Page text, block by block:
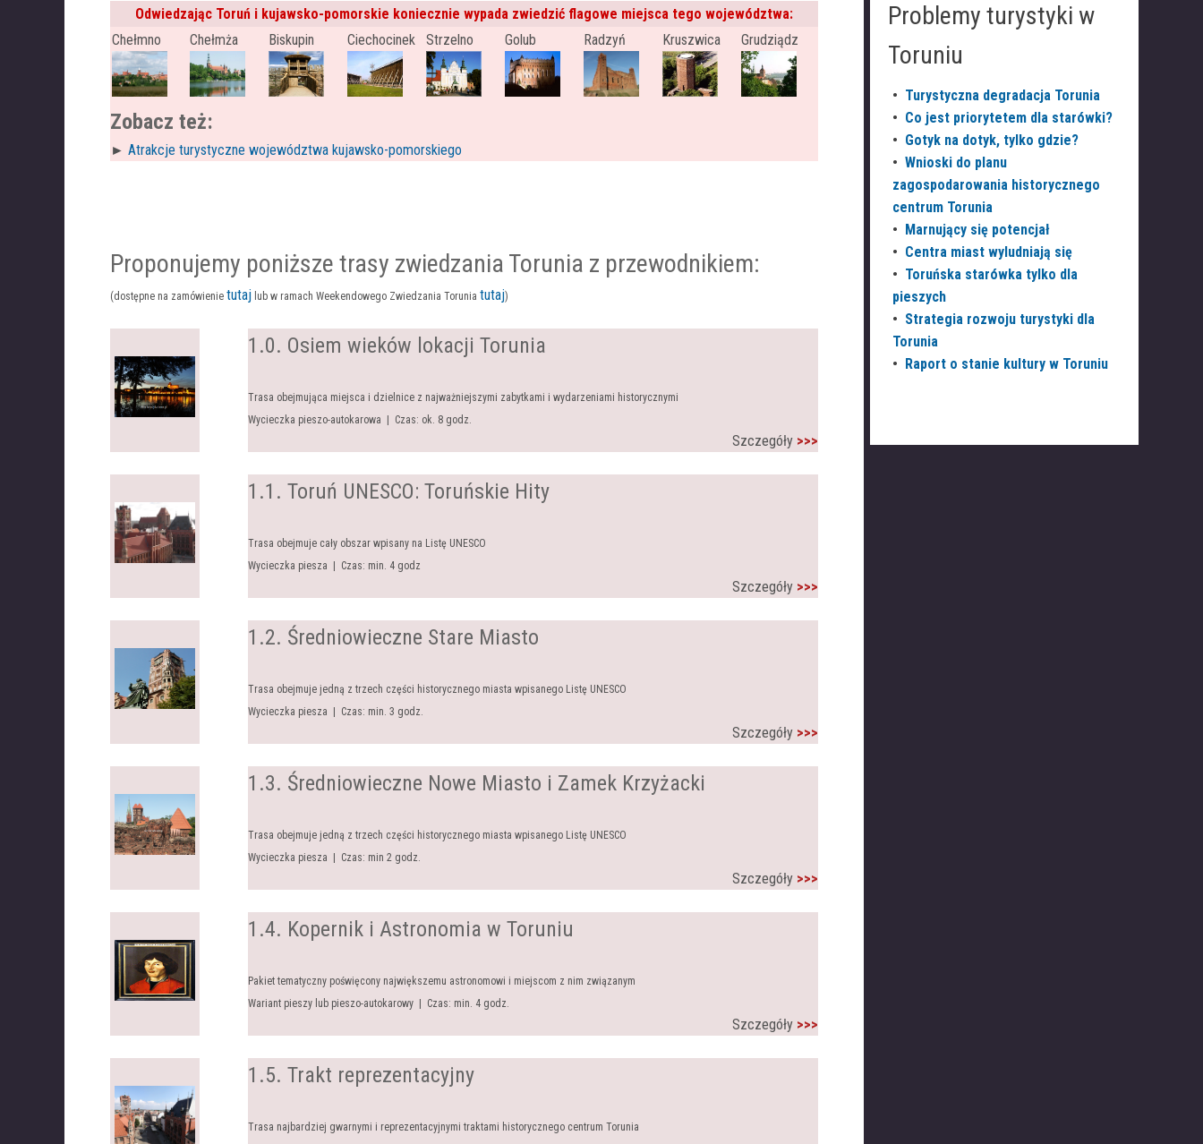
Odwiedzając Toruń i kujawsko-pomorskie koniecznie wypada zwiedzić flagowe miejsca tego województwa:
Chełmno
Chełmża Biskupin Ciechocinek Strzelno Golub Radzyń Kruszwica Grudziądz
Zobacz też:
► Atrakcje turystyczne województwa kujawsko-pomorskiego
Proponujemy poniższe trasy zwiedzania Torunia z przewodnikiem:
(dostępne na zamówienie tutaj lub w ramach Weekendowego Zwiedzania Torunia tutaj)
1.0. Osiem wieków lokacji Torunia
Trasa obejmująca miejsca i dzielnice z najważniejszymi zabytkami i wydarzeniami historycznymi
Wycieczka pieszo-autokarowa | Czas: ok. 8 godz.
Szczegóły >>>
1.1. Toruń UNESCO: Toruńskie Hity
Trasa obejmuje cały obszar wpisany na Listę UNESCO
Wycieczka piesza | Czas: min. 4 godz
Szczegóły >>>
1.2. Średniowieczne Stare Miasto
Trasa obejmuje jedną z trzech części historycznego miasta wpisanego Listę UNESCO
Wycieczka piesza | Czas: min. 3 godz.
Szczegóły >>>
1.3. Średniowieczne Nowe Miasto i Zamek Krzyżacki
Trasa obejmuje jedną z trzech części historycznego miasta wpisanego Listę UNESCO
Wycieczka piesza | Czas: min 2 godz.
Szczegóły >>>
1.4. Kopernik i Astronomia w Toruniu
Pakiet tematyczny poświęcony największemu astronomowi i miejscom z nim związanym
Wariant pieszy lub pieszo-autokarowy | Czas: min. 4 godz.
Szczegóły >>>
1.5. Trakt reprezentacyjny
Trasa najbardziej gwarnymi i reprezentacyjnymi traktami historycznego centrum Torunia
Problemy turystyki w
Toruniu
• Turystyczna degradacja Torunia
• Co jest priorytetem dla starówki?
• Gotyk na dotyk, tylko gdzie?
• Wnioski do planu
zagospodarowania historycznego
centrum Torunia
•
Marnujący się potencjał
• Centra miast wyludniają się
• Toruńska starówka tylko dla
pieszych
• Strategia rozwoju turystyki dla
Torunia
•
Raport o stanie kultury w Toruniu